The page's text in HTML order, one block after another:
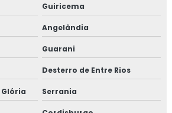
Guiricema
Angelândia
Guarani
Desterro de Entre Rios
Serrania